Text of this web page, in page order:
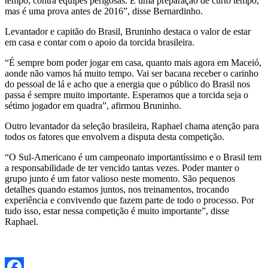
mas é uma prova antes de 2016”, disse Bernardinho.
Levantador e capitão do Brasil, Bruninho destaca o valor de estar
em casa e contar com o apoio da torcida brasileira.
“É sempre bom poder jogar em casa, quanto mais agora em Maceió,
aonde não vamos há muito tempo. Vai ser bacana receber o carinho
do pessoal de lá e acho que a energia que o público do Brasil nos
passa é sempre muito importante. Esperamos que a torcida seja o
sétimo jogador em quadra”, afirmou Bruninho.
Outro levantador da seleção brasileira, Raphael chama atenção para
todos os fatores que envolvem a disputa desta competição.
“O Sul-Americano é um campeonato importantíssimo e o Brasil tem
a responsabilidade de ter vencido tantas vezes. Poder manter o
grupo junto é um fator valioso neste momento. São pequenos
detalhes quando estamos juntos, nos treinamentos, trocando
experiência e convivendo que fazem parte de todo o processo. Por
tudo isso, estar nessa competição é muito importante”, disse
Raphael.